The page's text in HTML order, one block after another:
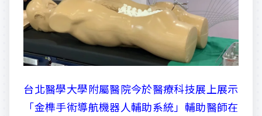
台北醫學大學附屬醫院今於醫療科技展上展示
「金榫手術導航機器人輔助系統」輔助醫師在